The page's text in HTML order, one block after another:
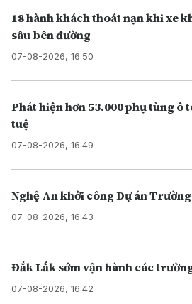
18 hành khách thoát nạn khi xe
sâu bên đường
07-08-2026, 16:50
Phát hiện hơn 53.000 phụ tùng ô
tuệ
07-08-2026, 16:49
Nghệ An khởi công Dự án
07-08-2026, 16:43
Đắk Lắk sớm vận hành các
07-08-2026, 16:42